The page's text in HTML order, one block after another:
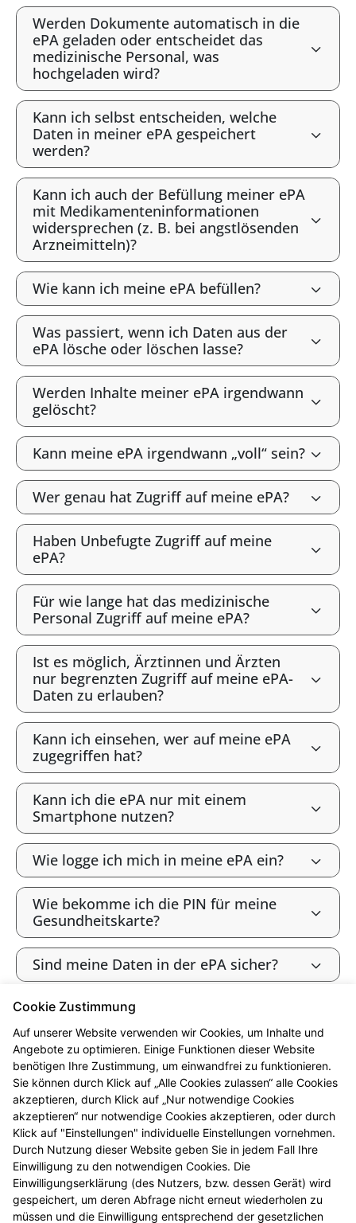
Werden Dokumente automatisch in die
ePA geladen oder entscheidet das
medizinische Personal, was
hochgeladen wird?
Kann ich selbst entscheiden, welche
Daten in meiner ePA gespeichert
werden?
Kann ich auch der Befüllung meiner ePA
mit Medikamenteninformationen
widersprechen (z. B. bei angstlösenden
Arzneimitteln)?
Wie kann ich meine ePA befüllen?
Was passiert, wenn ich Daten aus der
ePA lösche oder löschen lasse?
Werden Inhalte meiner ePA irgendwann
gelöscht?
Kann meine ePA irgendwann „voll“ sein?
Wer genau hat Zugriff auf meine ePA?
Haben Unbefugte Zugriff auf meine
ePA?
Für wie lange hat das medizinische
Personal Zugriff auf meine ePA?
Ist es möglich, Ärztinnen und Ärzten
nur begrenzten Zugriff auf meine ePA-
Daten zu erlauben?
Kann ich einsehen, wer auf meine ePA
zugegriffen hat?
Kann ich die ePA nur mit einem
Smartphone nutzen?
Wie logge ich mich in meine ePA ein?
Wie bekomme ich die PIN für meine
Gesundheitskarte?
Sind meine Daten in der ePA sicher?
Bin ich als gesetzlich Versicherte:r
verpflichtet, die ePA zu nutzen?
Wie widerspreche ich der ePA („Opt-
out“)?
Werden meine Gesundheitsdaten zu
Forschungszwecken genutzt?
Kann ich die ePA nutzen, ohne meine
Daten zu Forschungszwecken
Cookie Zustimmung
Auf unserer Website verwenden wir Cookies, um Inhalte und
Angebote zu optimieren. Einige Funktionen dieser Website
benötigen Ihre Zustimmung, um einwandfrei zu funktionieren.
Sie können durch Klick auf „Alle Cookies zulassen“ alle Cookies
akzeptieren, durch Klick auf „Nur notwendige Cookies
akzeptieren“ nur notwendige Cookies akzeptieren, oder durch
Klick auf "Einstellungen" individuelle Einstellungen vornehmen.
Durch Nutzung dieser Website geben Sie in jedem Fall Ihre
Einwilligung zu den notwendigen Cookies. Die
Einwilligungserklärung (des Nutzers, bzw. dessen Gerät) wird
gespeichert, um deren Abfrage nicht erneut wiederholen zu
müssen und die Einwilligung entsprechend der gesetzlichen